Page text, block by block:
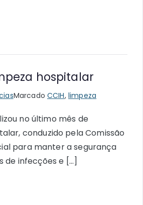
hospitalar
Marcado CCIH, limpeza
no último mês de
conduzido pela Comissão
para manter a segurança
de infecções e […]